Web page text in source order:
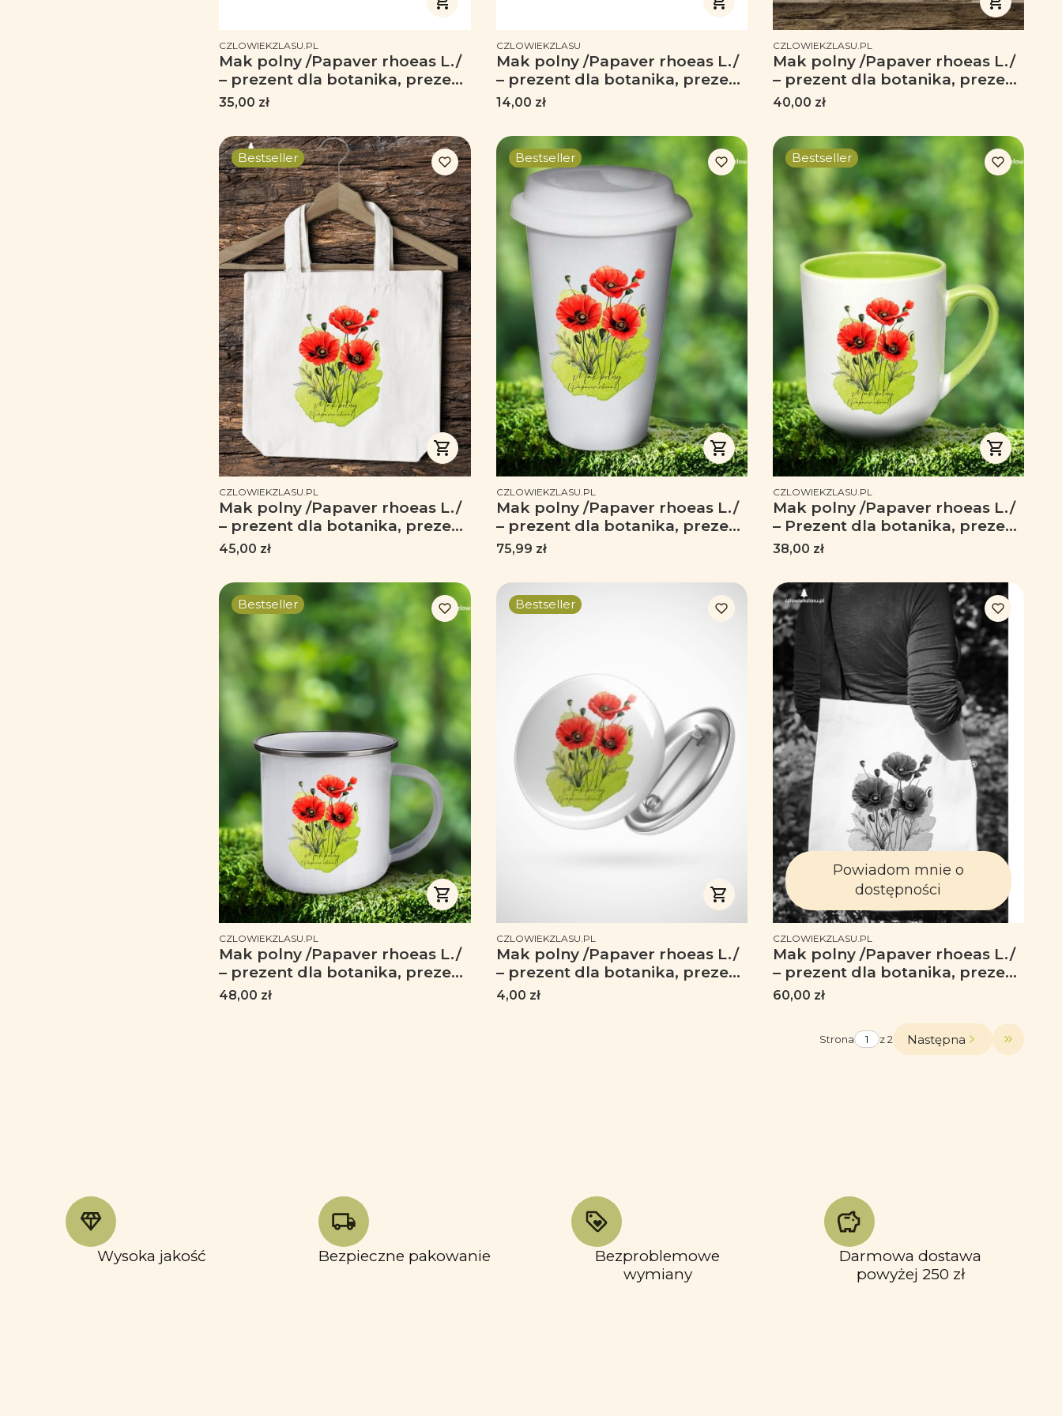
PRODUCENT
CZLOWIEKZLASU.PL
Mak polny /Papaver rhoeas L./
– prezent dla botanika, prezent
dla florysty, miłośnika roślin -
Cena
35,00 zł
PRODUCENT
CZLOWIEKZLASU
Mak polny /Papaver rhoeas L./
– prezent dla botanika, prezent
dla florysty, miłośnika roślin -
Cena
14,00 zł
PRODUCENT
CZLOWIEKZLASU.PL
Mak polny /Papaver rhoeas L./
– prezent dla botanika, prezent
dla florysty, miłośnika roślin -
Cena
40,00 zł
Bestseller
PRODUCENT
CZLOWIEKZLASU.PL
Mak polny /Papaver rhoeas L./
– prezent dla botanika, prezent
dla florysty, miłośnika roślin -
Cena
45,00 zł
Bestseller
PRODUCENT
CZLOWIEKZLASU.PL
Mak polny /Papaver rhoeas L./
– prezent dla botanika, prezent
dla florysty, miłośnika roślin -
Cena
75,99 zł
Bestseller
PRODUCENT
CZLOWIEKZLASU.PL
Mak polny /Papaver rhoeas L./
– Prezent dla botanika, prezent
dla florysty, miłośnika roślin -
Cena
38,00 zł
Bestseller
PRODUCENT
CZLOWIEKZLASU.PL
Mak polny /Papaver rhoeas L./
– prezent dla botanika, prezent
dla florysty, miłośnika roślin -
Cena
48,00 zł
Bestseller
PRODUCENT
CZLOWIEKZLASU.PL
Mak polny /Papaver rhoeas L./
– prezent dla botanika, prezent
dla florysty, miłośnika roślin -
Cena
4,00 zł
Powiadom mnie o
dostępności
PRODUCENT
CZLOWIEKZLASU.PL
Mak polny /Papaver rhoeas L./
– prezent dla botanika, prezent
dla florysty, miłośnika roślin -
Cena
60,00 zł
Strona z 2 Następna Przejdź
Wysoka jakość Bezpieczne pakowanie
Bezproblemowe
wymiany
Darmowa dostawa
powyżej 250 zł